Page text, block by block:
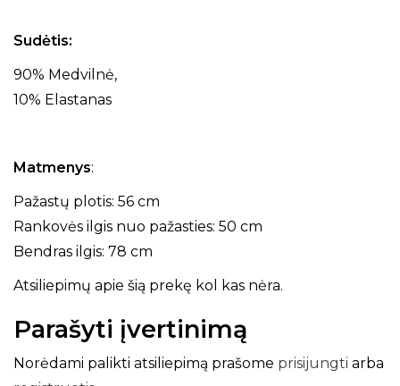
Sudėtis:
90% Medvilnė,
10% Elastanas
Matmenys:
Pažastų plotis: 56 cm
Rankovės ilgis nuo pažasties: 50 cm
Bendras ilgis: 78 cm
Atsiliepimų apie šią prekę kol kas nėra.
Parašyti įvertinimą
Norėdami palikti atsiliepimą prašome prisijungti arba